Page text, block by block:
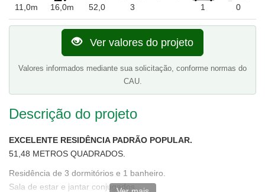
11,0m 16,0m 52,0 3 1 0
Ver valores do projeto
Valores informados mediante sua solicitação, conforme normas do
CAU.
Descrição do projeto
EXCELENTE RESIDÊNCIA PADRÃO POPULAR.
51,48 METROS QUADRADOS.
Residência de 3 dormitórios e 1 banheiro.
Sala de estar e jantar conjugados.